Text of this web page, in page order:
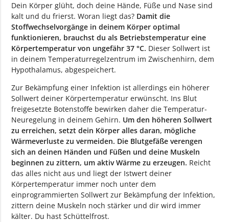
Dein Körper glüht, doch deine Hände, Füße und Nase sind
kalt und du frierst. Woran liegt das? Damit die
Stoffwechselvorgänge in deinem Körper optimal
funktionieren, brauchst du als Betriebstemperatur eine
Körpertemperatur von ungefähr 37 °C. Dieser Sollwert ist
in deinem Temperaturregelzentrum im Zwischenhirn, dem
Hypothalamus, abgespeichert.
Zur Bekämpfung einer Infektion ist allerdings ein höherer
Sollwert deiner Körpertemperatur erwünscht. Ins Blut
freigesetzte Botenstoffe bewirken daher die Temperatur-
Neuregelung in deinem Gehirn. Um den höheren Sollwert
zu erreichen, setzt dein Körper alles daran, mögliche
Wärmeverluste zu vermeiden. Die Blutgefäße verengen
sich an deinen Händen und Füßen und deine Muskeln
beginnen zu zittern, um aktiv Wärme zu erzeugen. Reicht
das alles nicht aus und liegt der Istwert deiner
Körpertemperatur immer noch unter dem
einprogrammierten Sollwert zur Bekämpfung der Infektion,
zittern deine Muskeln noch stärker und dir wird immer
kälter. Du hast Schüttelfrost.